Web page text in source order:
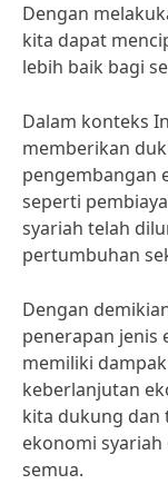
Dengan
kita dapat
lebih baik bagi
Dalam konteks
memberikan
pengembangan
seperti
syariah telah
pertumbuhan
Dengan
penerapan jenis
memiliki
keberlanjutan
kita dukung dan
ekonomi
semua.